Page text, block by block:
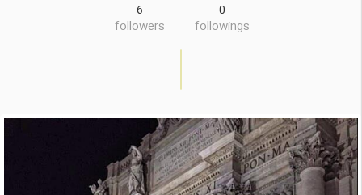
0
followings
6
followers